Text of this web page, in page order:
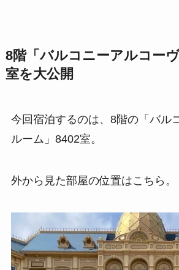
8階「バルコニーアルコー
室を大公開
今回宿泊するのは、8階の「バル
ルーム」8402室。
外から見た部屋の位置はこちら。